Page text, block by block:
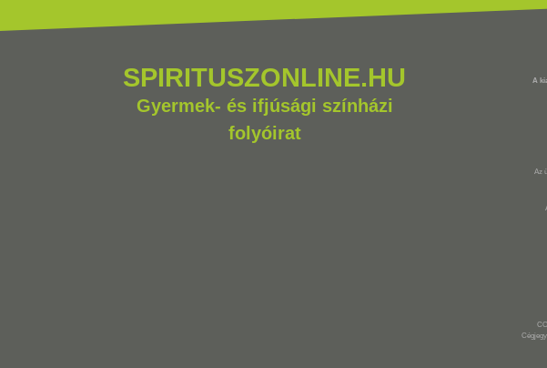
SPIRITUSZONLINE.HU
Gyermek- és ifjúsági színházi
folyóirat
A
Az